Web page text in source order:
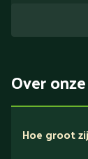
Over
Hoe groot